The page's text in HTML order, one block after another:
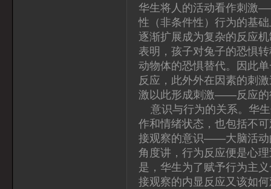
华生将人的活动看作刺激
性（非条件性）行为的基
逐渐扩展成为复杂的反应
表明，孩子对兔子的恐惧
动物体的恐惧替代。因此
反应，此外外在因素的刺
激以此形成刺激——反应的
意识与行为的关系。华生
作和情绪状态，也包括不
接观察的意识——大脑活动
角度讲，行为反应便是心
是，华生为了赋予行为主
接观察的内显反应又该如